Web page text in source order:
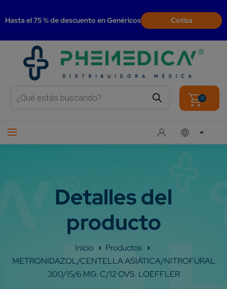
Hasta el 75 % de descuento en Genéricos Cotiza
search 0
Shop
METRONIDAZOL/CENTELLA ASIÁTICA/NITROFURAL
300/15/6 MG. C/12 OVS. LOEFFLER